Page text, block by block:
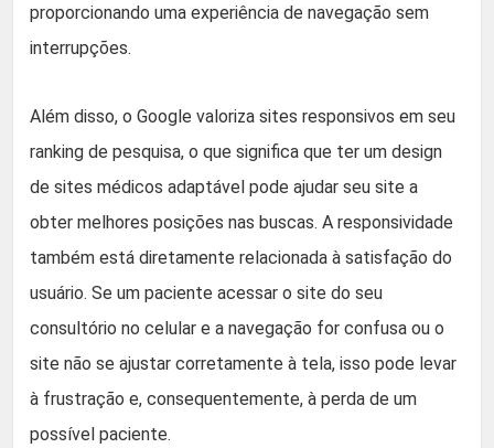
proporcionando uma experiência de navegação sem
interrupções.
Além disso, o Google valoriza sites responsivos em seu
ranking de pesquisa, o que significa que ter um design
de sites médicos adaptável pode ajudar seu site a
obter melhores posições nas buscas. A responsividade
também está diretamente relacionada à satisfação do
usuário. Se um paciente acessar o site do seu
consultório no celular e a navegação for confusa ou o
site não se ajustar corretamente à tela, isso pode levar
à frustração e, consequentemente, à perda de um
possível paciente.